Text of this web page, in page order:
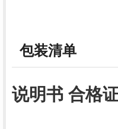
包装清单
说明书 合格证